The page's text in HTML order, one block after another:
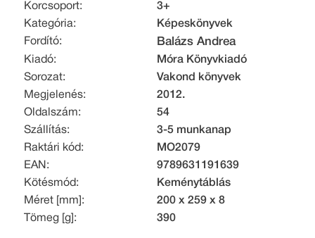
Korcsoport:
3+
Kategória:
Képeskönyvek
Fordító:
Balázs Andrea
Kiadó:
Móra Könyvkiadó
Sorozat:
Vakond könyvek
Megjelenés:
2012.
Oldalszám:
54
Szállítás:
3-5 munkanap
Raktári kód:
MO2079
EAN:
9789631191639
Kötésmód:
Keménytáblás
Méret [mm]:
200 x 259 x 8
Tömeg [g]:
390